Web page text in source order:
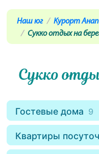
Наш юг Курорт
Сукко отдых на
Сукко
Гостевые дома 9
Квартиры